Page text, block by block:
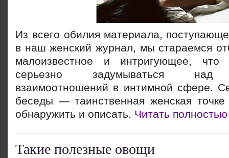
Из всего обилия материала,
в наш женский журнал, мы стараемся
малоизвестное и интригующее, что
серьезно задумываться над
взаимоотношений в интимной сфере.
беседы — таинственная женская
обнаружить и описать. Читать
Такие полезные овощи